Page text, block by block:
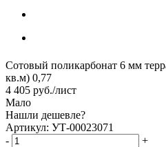
Сотовый поликарбонат 6 мм
кв.м) 0,77
4 405 руб./лист
Мало
Нашли дешевле?
Артикул: УТ-00023071
-
+